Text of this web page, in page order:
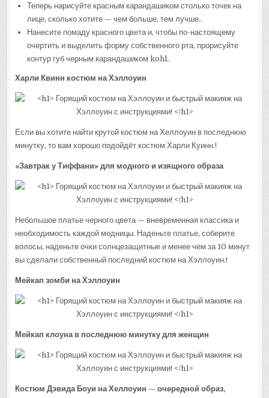
Теперь нарисуйте красным карандашиком столько точек на
лице, сколько хотите — чем больше, тем лучше..
Нанесите помаду красного цвета и, чтобы по-настоящему
очертить и выделить форму собственного рта, прорисуйте
контур губ черным карандашиком kohl..
Харли Квинн костюм на Хэллоуин
Если вы хотите найти крутой костюм на Хеллоуин в последнюю
минутку, то вам хорошо подойдёт костюм Харли Куинн.!
«Завтрак у Тиффани» для модного и изящного образа
Небольшое платье черного цвета — вневременная классика и
необходимость каждой модницы. Наденьте платье, соберите
волосы, наденьте очки солнцезащитные и менее чем за 10 минут
вы сделали собственный последний костюм на Хэллоуин.!
Мейкап зомби на Хэллоуин
Мейкап клоуна в последнюю минутку для женщин
Костюм Дэвида Боуи на Хеллоуин — очередной образ,